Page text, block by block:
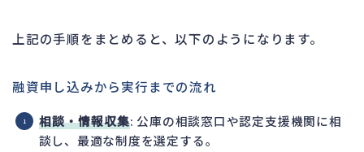
上記の手順をまとめると、以下のようになります。
融資申し込みから実行までの流れ
相談・情報収集: 公庫の相談窓口や認定支援機関に相
談し、最適な制度を選定する。